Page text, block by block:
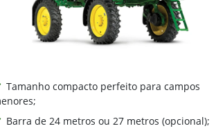
Tamanho compacto perfeito para campos
Barra de 24 metros ou 27 metros (opcional);